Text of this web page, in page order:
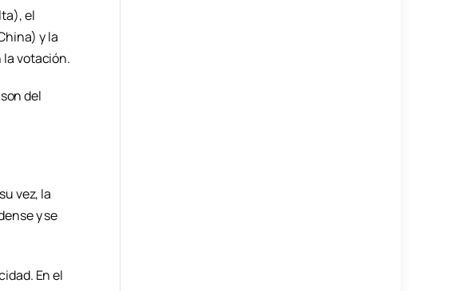
el
y la
la votación.
del
vez, la
y se
En el